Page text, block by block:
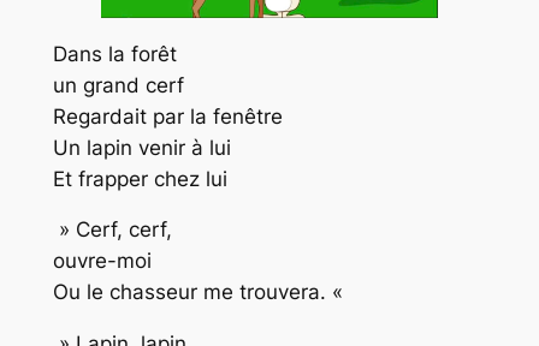
Dans la forêt
un grand cerf
Regardait par la fenêtre
Un lapin venir à lui
Et frapper chez lui
» Cerf, cerf,
ouvre-moi
Ou le chasseur me trouvera. «